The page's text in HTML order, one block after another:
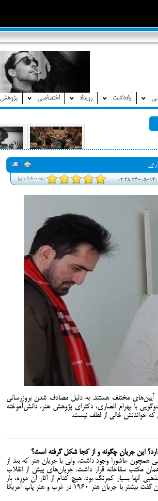
یادداشت رویداد اختصاصی پژوهش
رتبه 5.00 (1 رای)
و آیین‌های مختلف هستند. به دلیل مصادف شدن بروزرسانی
با بهرام انصاری، دکترای پژوهش هنر، دانش‌آموخته
که خواندنش خالی از لطف نیست.
این جریان چگونه و از کجا شکل گرفته است؟
همچون عاشورا وجود داشت، ولی با جریان هنر که بعد از
مکتب سقاخانه قرار داشت. جریان‌های پیش از انقلاب
آنها بسیار کمرنگ بود. هیچ کدام از آثار آن دوره، بار
مذهبی و معناگرایانه ندارند، اصلاً سنخیتی با مذهب ندارند و شاید بتوان گفت بیشتر با جریان هنر ۱۹۶۰ در غرب و هنر پاپ آمریکا